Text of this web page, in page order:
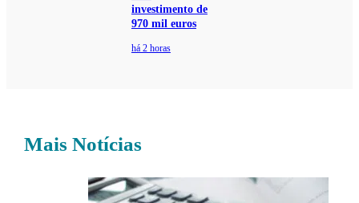
investimento de
970 mil euros
há 2 horas
Mais Notícias